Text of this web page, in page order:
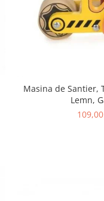
Masina de Santier,
Lemn,